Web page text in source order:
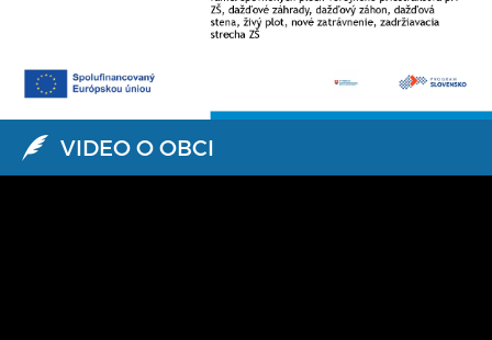
VIDEO O OBCI